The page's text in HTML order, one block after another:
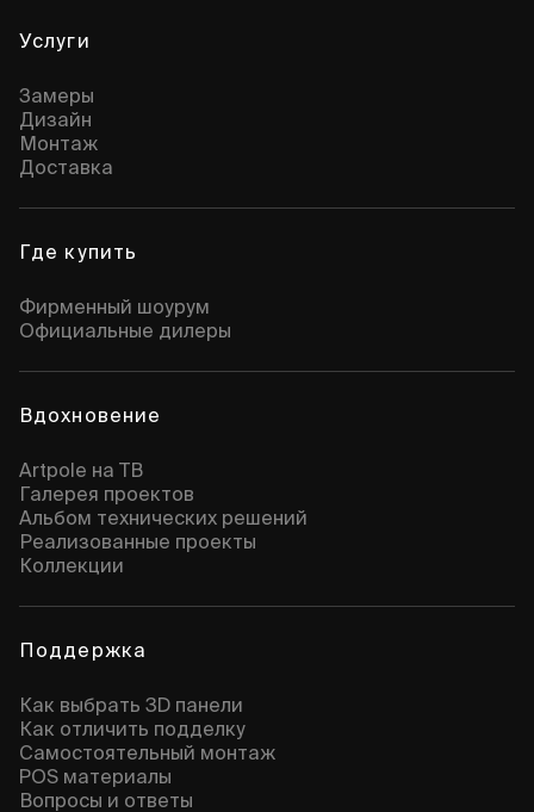
Услуги
Замеры
Дизайн
Монтаж
Доставка
Где купить
Фирменный шоурум
Официальные дилеры
Вдохновение
Artpole на ТВ
Галерея проектов
Альбом технических решений
Реализованные проекты
Коллекции
Поддержка
Как выбрать 3D панели
Как отличить подделку
Самостоятельный монтаж
POS материалы
Вопросы и ответы